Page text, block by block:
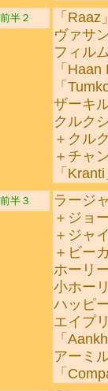
半２
「Raaz
ヴァサ
フィル
「
「
ザーキ
クルク
＋クル
＋チャ
「
半３
ラージ
＋ジョ
＋ジャ
＋ビー
ホーリ
小ホー
ハッピ
エイプ
「
アーミ
「